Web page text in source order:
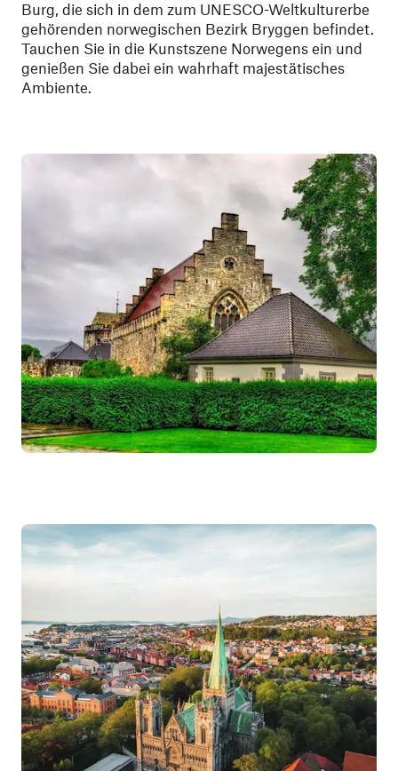
Burg, die sich in dem zum UNESCO-Weltkulturerbe
gehörenden norwegischen Bezirk Bryggen befindet.
Tauchen Sie in die Kunstszene Norwegens ein und
genießen Sie dabei ein wahrhaft majestätisches
Ambiente.